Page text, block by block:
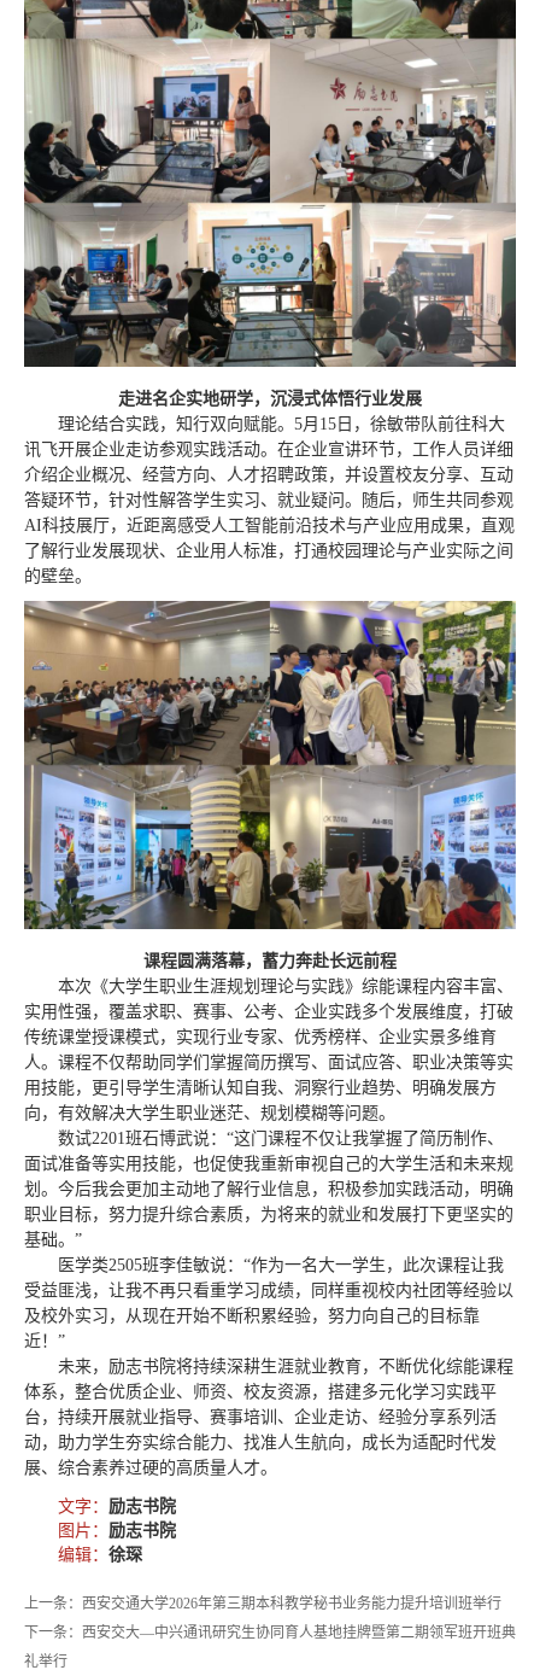
走进名企实地研学，沉浸式体悟行业发展
理论结合实践，知行双向赋能。5月15日，徐敏带队前往科大
讯飞开展企业走访参观实践活动。在企业宣讲环节，工作人员详细
介绍企业概况、经营方向、人才招聘政策，并设置校友分享、互动
答疑环节，针对性解答学生实习、就业疑问。随后，师生共同参观
AI科技展厅，近距离感受人工智能前沿技术与产业应用成果，直观
了解行业发展现状、企业用人标准，打通校园理论与产业实际之间
的壁垒。
课程圆满落幕，蓄力奔赴长远前程
本次《大学生职业生涯规划理论与实践》综能课程内容丰富、
实用性强，覆盖求职、赛事、公考、企业实践多个发展维度，打破
传统课堂授课模式，实现行业专家、优秀榜样、企业实景多维育
人。课程不仅帮助同学们掌握简历撰写、面试应答、职业决策等实
用技能，更引导学生清晰认知自我、洞察行业趋势、明确发展方
向，有效解决大学生职业迷茫、规划模糊等问题。
数试2201班石博武说：“这门课程不仅让我掌握了简历制作、
面试准备等实用技能，也促使我重新审视自己的大学生活和未来规
划。今后我会更加主动地了解行业信息，积极参加实践活动，明确
职业目标，努力提升综合素质，为将来的就业和发展打下更坚实的
基础。”
医学类2505班李佳敏说：“作为一名大一学生，此次课程让我
受益匪浅，让我不再只看重学习成绩，同样重视校内社团等经验以
及校外实习，从现在开始不断积累经验，努力向自己的目标靠
近！”
未来，励志书院将持续深耕生涯就业教育，不断优化综能课程
体系，整合优质企业、师资、校友资源，搭建多元化学习实践平
台，持续开展就业指导、赛事培训、企业走访、经验分享系列活
动，助力学生夯实综合能力、找准人生航向，成长为适配时代发
展、综合素养过硬的高质量人才。
文字： 励志书院
图片： 励志书院
编辑： 徐琛
上一条：西安交通大学2026年第三期本科教学秘书业务能力提升培训班举行
下一条：西安交大—中兴通讯研究生协同育人基地挂牌暨第二期领军班开班典
礼举行